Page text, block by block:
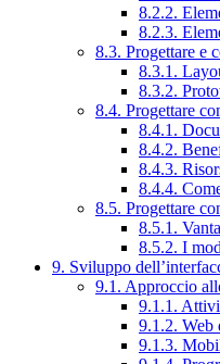
8.2.2.
8.2.3.
8.3. Progettare e
8.3.1.
8.3.2.
8.4. Progettare
8.4.1.
8.4.2.
8.4.3.
8.4.4.
8.5. Progettare
8.5.1.
8.5.2. I
9. Sviluppo
9.1. Approccio
9.1.1.
9.1.2. Web
9.1.3.